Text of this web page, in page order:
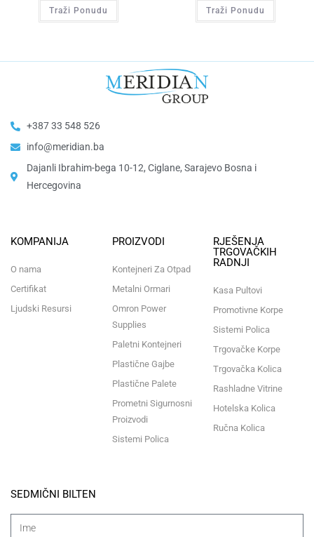
Traži Ponudu Traži Ponudu
+387 33 548 526
info@meridian.ba
Dajanli Ibrahim-bega 10-12, Ciglane, Sarajevo Bosna i
Hercegovina​
KOMPANIJA
O nama
Certifikat
Ljudski Resursi
PROIZVODI
Kontejneri Za Otpad
Metalni Ormari
Omron Power
Supplies
Paletni Kontejneri
Plastične Gajbe
Plastične Palete
Prometni Sigurnosni
Proizvodi
Sistemi Polica
RJEŠENJA
TRGOVAČKIH
RADNJI
Kasa Pultovi
Promotivne Korpe
Sistemi Polica
Trgovačke Korpe
Trgovačka Kolica
Rashladne Vitrine
Hotelska Kolica
Ručna Kolica
SEDMIČNI BILTEN